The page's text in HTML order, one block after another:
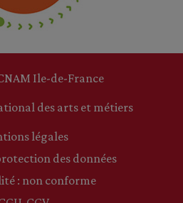
Ile-de-France
des arts et métiers
légales
des données
: non conforme